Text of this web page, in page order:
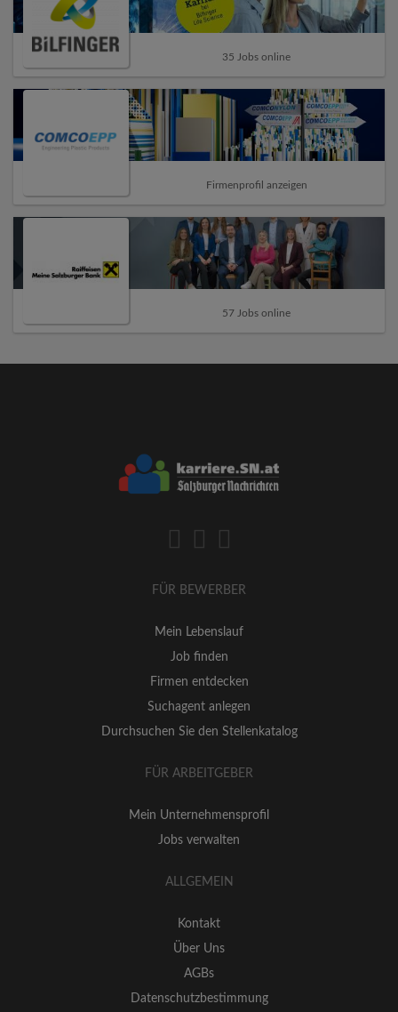
35 Jobs online
Firmenprofil anzeigen
57 Jobs online
FÜR BEWERBER
Mein Lebenslauf
Job finden
Firmen entdecken
Suchagent anlegen
Durchsuchen Sie den Stellenkatalog
FÜR ARBEITGEBER
Mein Unternehmensprofil
Jobs verwalten
ALLGEMEIN
Kontakt
Über Uns
AGBs
Datenschutzbestimmung